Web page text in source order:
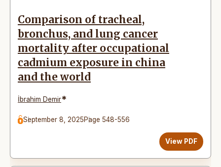
Comparison of tracheal,
bronchus, and lung cancer
mortality after occupational
cadmium exposure in china
and the world
İbrahim Demir*
September 8, 2025Page 548-556
View PDF